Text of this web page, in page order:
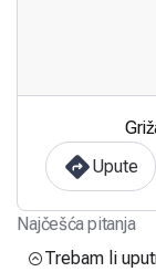
Upute
Najčešća pitanja
Trebam li